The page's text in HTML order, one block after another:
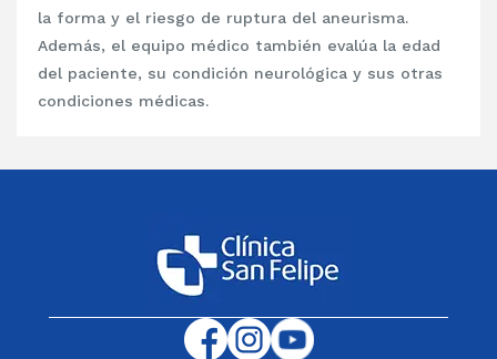
la forma y el riesgo de ruptura del aneurisma.
Además, el equipo médico también evalúa la edad
del paciente, su condición neurológica y sus otras
condiciones médicas.